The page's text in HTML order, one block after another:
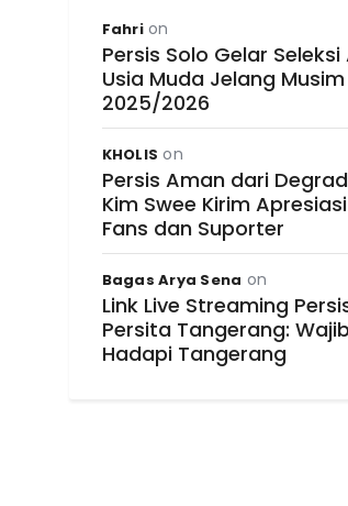
Fahrion
Persis Solo Gelar
Usia Muda Jelang Musim
2025/2026
KHOLIS on
Persis Aman dari
Kim Swee Kirim
Fans dan Suporter
Bagas Arya Sena on
Link Live Streaming
Persita Tangerang:
Hadapi Tangerang